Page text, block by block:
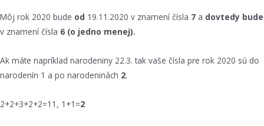
Môj rok 2020 bude od 19.11.2020 v znamení čísla 7 a dovtedy bude
v znamení čísla 6 (o jedno menej).
Ak máte napríklad narodeniny 22.3. tak vaše čísla pre rok 2020 sú do
narodenín 1 a po narodeninách 2.
2+2+3+2+2=11, 1+1=2